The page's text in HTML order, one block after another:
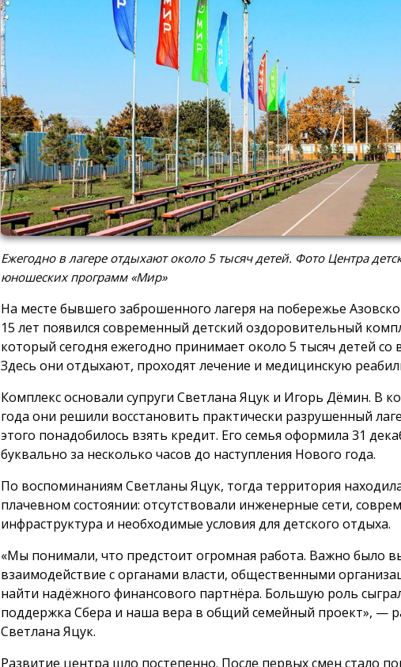
Ежегодно в лагере отдыхают около 5 тысяч детей. Фото Центра
юношеских программ «Мир»
На месте бывшего заброшенного лагеря на побережье
15 лет появился современный детский оздоровительный
который сегодня ежегодно принимает около 5 тысяч детей со
Здесь они отдыхают, проходят лечение и медицинскую
Комплекс основали супруги Светлана Яцук и Игорь Дёмин. В
года они решили восстановить практически разрушенный
этого понадобилось взять кредит. Его семья оформила 31
буквально за несколько часов до наступления Нового года.
По воспоминаниям Светланы Яцук, тогда территория
плачевном состоянии: отсутствовали инженерные сети,
инфраструктура и необходимые условия для детского отдыха.
«Мы понимали, что предстоит огромная работа. Важно было
взаимодействие с органами власти, общественными
найти надёжного финансового партнёра. Большую роль
поддержка Сбера и наша вера в общий семейный проект», —
Светлана Яцук.
Развитие центра шло постепенно. После первых смен стало